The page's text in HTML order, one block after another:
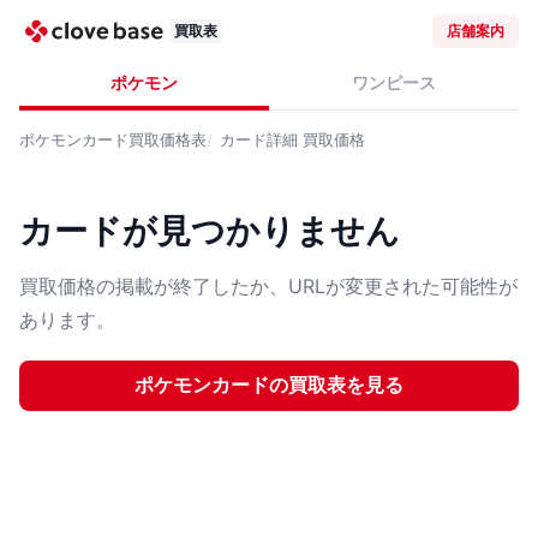
買取表 店舗案内
ポケモン ワンピース
ポケモンカード買取価格表 カード詳細 買取価格
カードが見つかりません
買取価格の掲載が終了したか、URLが変更された可能性が
あります。
ポケモンカードの買取表を見る